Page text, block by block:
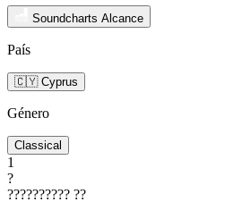
Soundcharts Alcance
País
🇨🇾 Cyprus
Género
Classical
1
?
?????????? ??